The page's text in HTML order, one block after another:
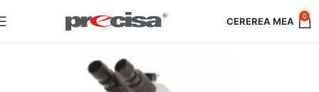
0